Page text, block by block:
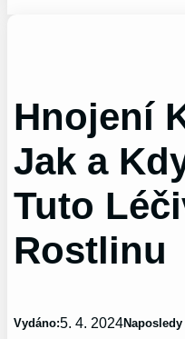
Hnojení
Jak a
Tuto
Rostlinu
Vydáno:5. 4. 2024